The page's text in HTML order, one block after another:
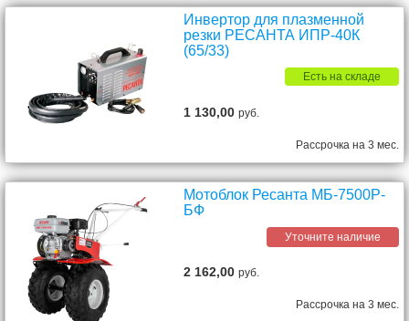
Инвертор для плазменной
резки РЕСАНТА ИПР-40К
(65/33)
Есть на складе
1 130,00руб.
Рассрочка на 3 мес.
Мотоблок Ресанта МБ-7500P-
БФ
Уточните наличие
2 162,00руб.
Рассрочка на 3 мес.